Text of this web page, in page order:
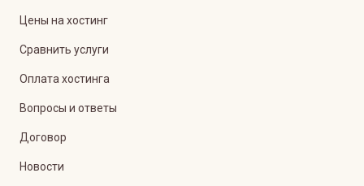
Цены на хостинг
Сравнить услуги
Оплата хостинга
Вопросы и ответы
Договор
Новости